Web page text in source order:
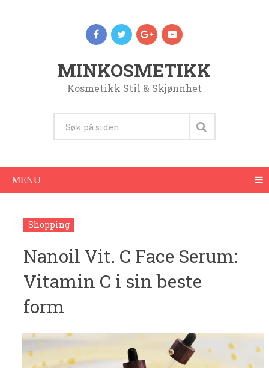
MINKOSMETIKK
Kosmetikk Stil & Skjønnhet
MENU
Shopping
Nanoil Vit. C Face Serum:
Vitamin C i sin beste
form